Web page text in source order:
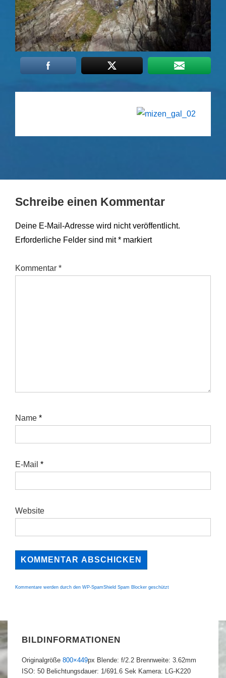
Schreibe einen Kommentar
Deine E-Mail-Adresse wird nicht veröffentlicht.
Erforderliche Felder sind mit* markiert
Kommentar *
Name *
E-Mail *
Website
Kommentare werden durch den WP-SpamShield Spam Blocker geschützt
BILDINFORMATIONEN
Originalgröße 800×449px Blende: f/2.2 Brennweite: 3.62mm
ISO: 50 Belichtungsdauer: 1/691.6 Sek Kamera: LG-K220